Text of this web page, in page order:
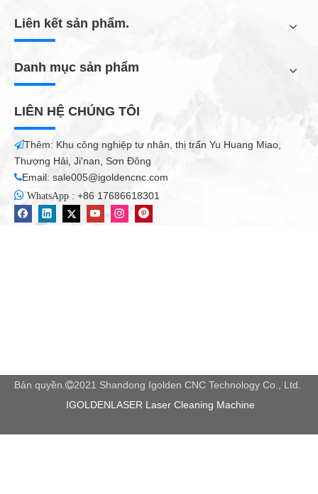
Liên kết sản phẩm.
Danh mục sản phẩm
LIÊN HỆ CHÚNG TÔI
Thêm: Khu công nghiệp tư nhân, thị trấn Yu Huang Miao,
Thượng Hải, Ji'nan, Sơn Đông
Email: sale005@igoldencnc.com
 WhatsApp : +86 17686618301
Bản quyền. 2021 Shandong Igolden CNC Technology Co., Ltd.
IGOLDENLASER Laser Cleaning Machine